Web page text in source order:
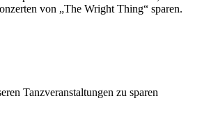
von „The Wright Thing“ sparen.
Tanzveranstaltungen zu sparen